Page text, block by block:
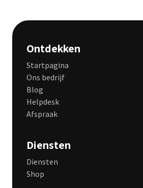
Ontdekken
Startpagina
Ons bedrijf
Blog
Helpdesk
Afspraak
Diensten
Diensten
Shop